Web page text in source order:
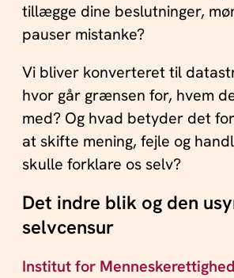
tillægge dine beslutninger,
pauser mistanke?
Vi bliver konverteret til
hvor går grænsen for, hvem
med? Og hvad betyder det
at skifte mening, fejle og
skulle forklare os selv?
Det indre blik og den
selvcensur
Institut for